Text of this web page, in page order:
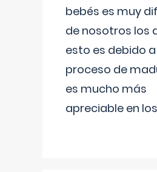
bebés es muy
de nosotros los
esto es debido
proceso de
es mucho más
apreciable en